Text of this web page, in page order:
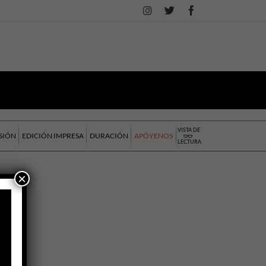
EDICIÓN IMPRESA DURACIÓN APÓYENOS
VISTA DE
LECTURA
×